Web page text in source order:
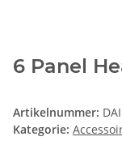
6 Panel
Artikelnummer:
Kategorie: